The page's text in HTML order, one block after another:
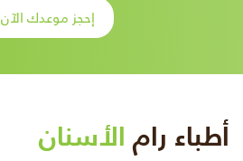
إحجز موعدك الآن
أطباء رامالأسنان